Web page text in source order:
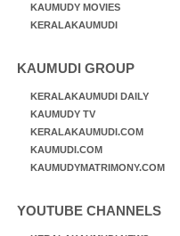
KAUMUDY MOVIES
KERALAKAUMUDI
KAUMUDI GROUP
KERALAKAUMUDI DAILY
KAUMUDY TV
KERALAKAUMUDI.COM
KAUMUDI.COM
KAUMUDYMATRIMONY.COM
YOUTUBE CHANNELS